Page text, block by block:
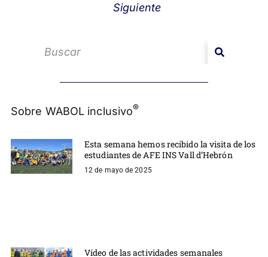
Siguiente
Sobre WABOL inclusivo®
Esta semana hemos recibido la visita de los
estudiantes de AFE INS Vall d’Hebrón
12 de mayo de 2025
Vídeo de las actividades semanales